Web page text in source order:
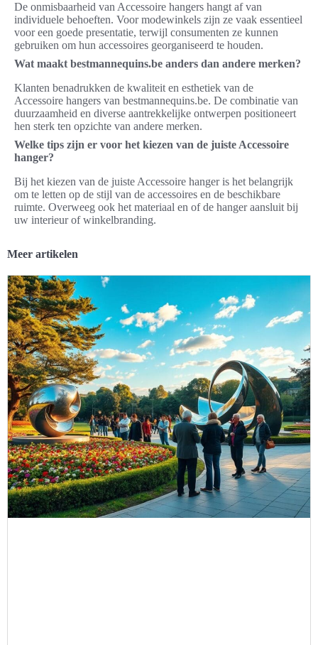
De onmisbaarheid van Accessoire hangers hangt af van
individuele behoeften. Voor modewinkels zijn ze vaak essentieel
voor een goede presentatie, terwijl consumenten ze kunnen
gebruiken om hun accessoires georganiseerd te houden.
Wat maakt bestmannequins.be anders dan andere merken?
Klanten benadrukken de kwaliteit en esthetiek van de
Accessoire hangers van bestmannequins.be. De combinatie van
duurzaamheid en diverse aantrekkelijke ontwerpen positioneert
hen sterk ten opzichte van andere merken.
Welke tips zijn er voor het kiezen van de juiste Accessoire
hanger?
Bij het kiezen van de juiste Accessoire hanger is het belangrijk
om te letten op de stijl van de accessoires en de beschikbare
ruimte. Overweeg ook het materiaal en of de hanger aansluit bij
uw interieur of winkelbranding.
Meer artikelen